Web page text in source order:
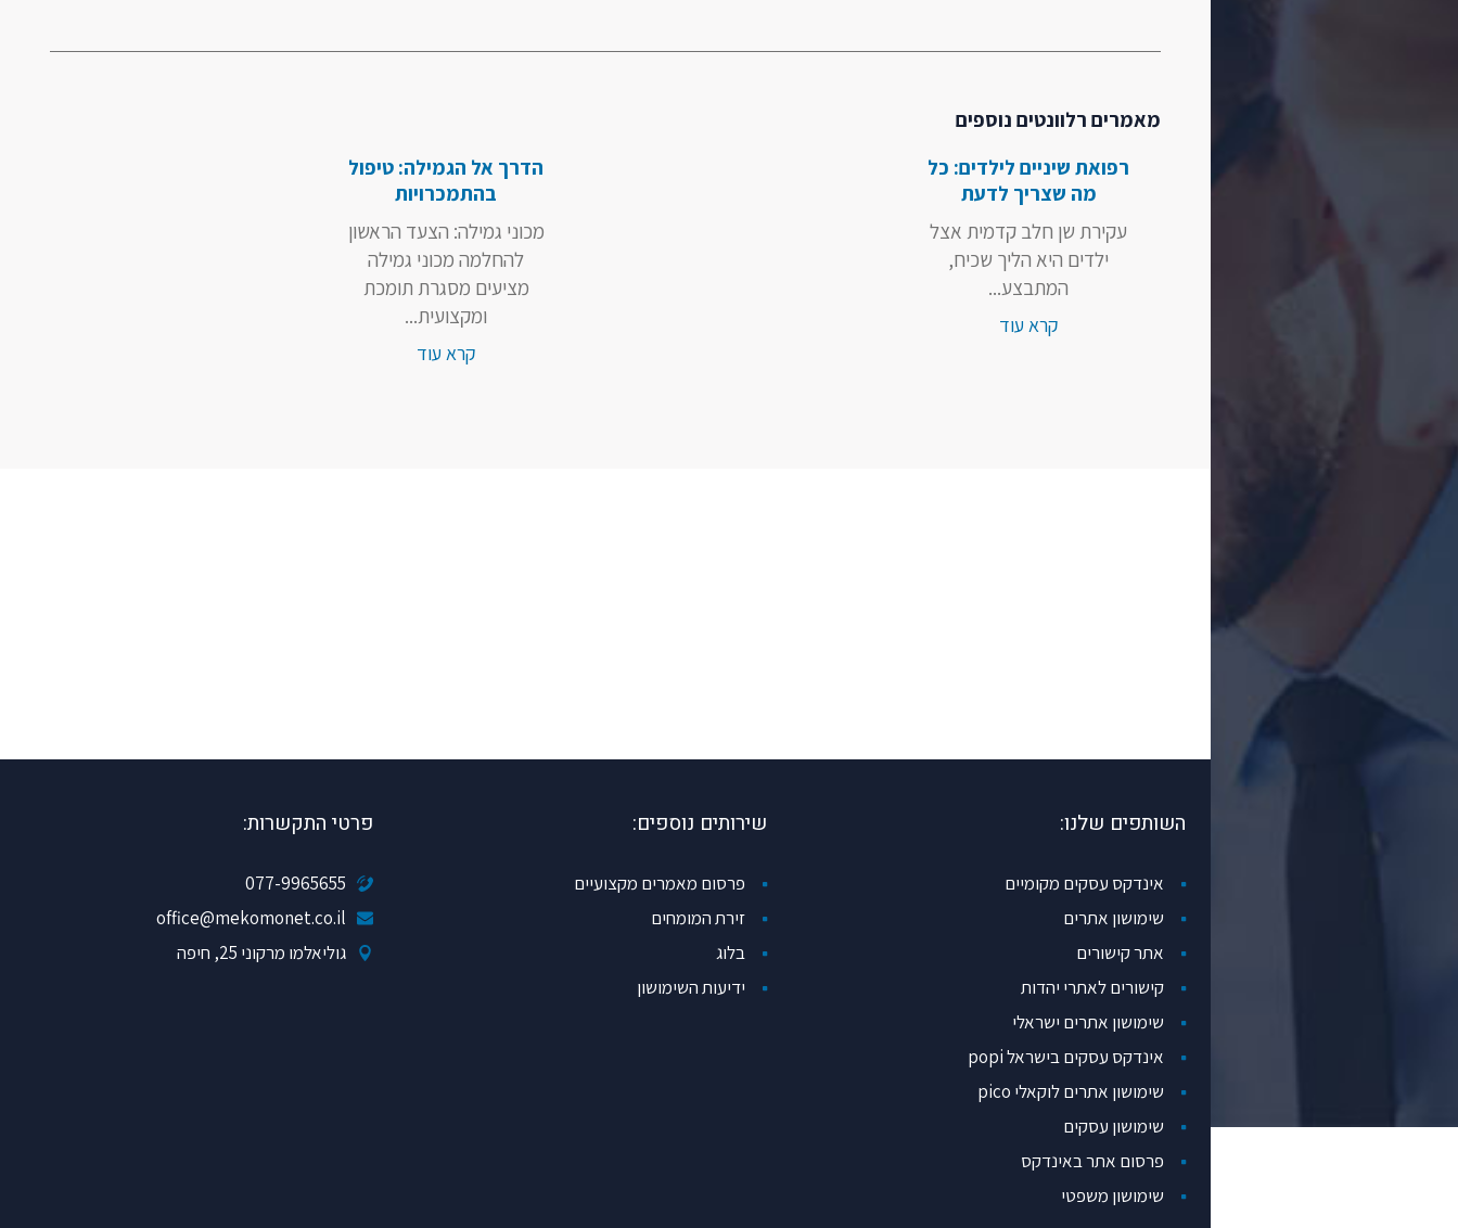
מאמרים רלוונטים נוספים
רפואת שיניים לילדים: כל
מה שצריך לדעת
עקירת שן חלב קדמית אצל
ילדים היא הליך שכיח,
המתבצע...
קרא עוד
הדרך אל הגמילה: טיפול
בהתמכרויות
מכוני גמילה: הצעד הראשון
להחלמה מכוני גמילה
מציעים מסגרת תומכת
ומקצועית...
קרא עוד
השותפים שלנו:
אינדקס עסקים מקומיים
שימושון אתרים
אתר קישורים
קישורים לאתרי יהדות
שימושון אתרים ישראלי
אינדקס עסקים בישראל popi
שימושון אתרים לוקאלי pico
שימושון עסקים
פרסום אתר באינדקס
שימושון משפטי
שירותים נוספים:
פרסום מאמרים מקצועיים
זירת המומחים
בלוג
ידיעות השימושון
פרטי התקשרות:
077-9965655
office@mekomonet.co.il
גוליאלמו מרקוני 25, חיפה